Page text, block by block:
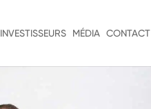
INVESTISSEURS MÉDIA CONTACT